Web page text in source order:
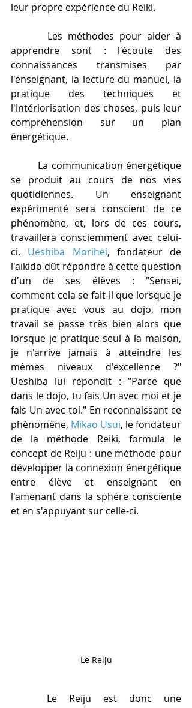
leur propre expérience du Reiki.
apprendre sont : l'écoute des
connaissances transmises par
l'enseignant, la lecture du manuel, la
pratique des techniques et
l'intériorisation des choses, puis leur
compréhension sur un plan
énergétique.
se produit au cours de nos vies
quotidiennes. Un enseignant
expérimenté sera conscient de ce
phénomène, et, lors de ces cours,
travaillera consciemment avec celui-
ci. Ueshiba Morihei, fondateur de
l'aïkido dût répondre à cette question
d'un de ses élèves : "Sensei,
comment cela se fait-il que lorsque je
pratique avec vous au dojo, mon
travail se passe très bien alors que
lorsque je pratique seul à la maison,
je n'arrive jamais à atteindre les
mêmes niveaux d'excellence ?"
Ueshiba lui répondit : "Parce que
dans le dojo, tu fais Un avec moi et je
fais Un avec toi." En reconnaissant ce
phénomène, Mikao Usui, le fondateur
de la méthode Reiki, formula le
concept de Reiju : une méthode pour
développer la connexion énergétique
entre élève et enseignant en
l'amenant dans la sphère consciente
et en s'appuyant sur celle-ci.
Le Reiju